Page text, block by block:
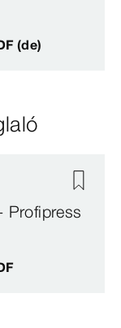
(de)
Profipress